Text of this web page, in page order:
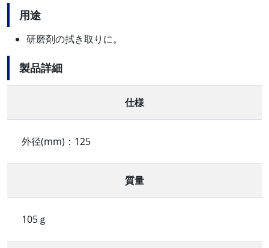
用途
研磨剤の拭き取りに。
製品詳細
仕様
外径(mm)：125
質量
105ｇ